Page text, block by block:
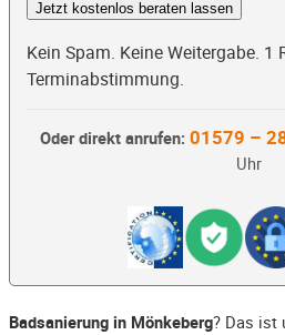
Jetzt kostenlos beraten lassen
Kein Spam. Keine Weitergabe. 1
Terminabstimmung.
Oder direkt anrufen: 01579 –
Uhr
Badsanierung in Mönkeberg? Das ist